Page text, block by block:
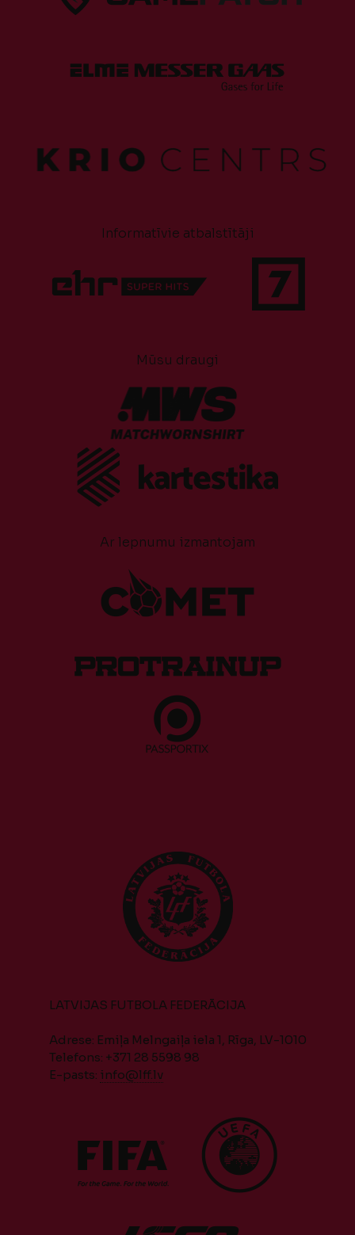
Informatīvie atbalstītāji
Mūsu draugi
Ar lepnumu izmantojam
LATVIJAS FUTBOLA FEDERĀCIJA
Adrese: Emiļa Melngaiļa iela 1, Rīga, LV-1010
Telefons: +371 28 5598 98
E-pasts: info@lff.lv